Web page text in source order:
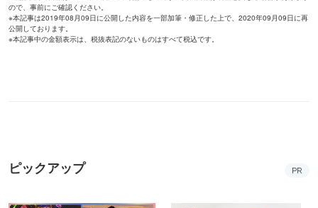
ので、事前にご確認ください。
※本記事は2019年08月09日に公開した内容を一部加筆・修正した上で、2020年09月09日に再
公開しております。
※本記事中の金額表示は、税抜表記のないものはすべて税込です。
ピックアップ PR